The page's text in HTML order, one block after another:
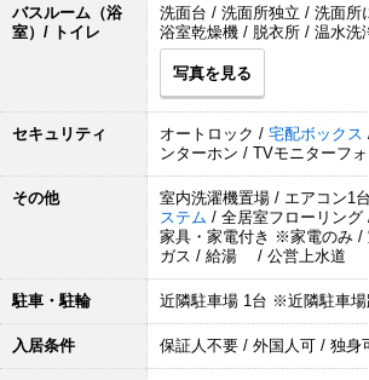
バスルーム（浴
室）/ トイレ
洗面台 / 洗面所独立 / 洗面所
浴室乾燥機 / 脱衣所 / 温水洗
写真を見る
セキュリティ オートロック / 宅配ボックス
ンターホン / TVモニターフ
その他 室内洗濯機置場 / エアコン1
ステム / 全居室フローリン
家具・家電付き ※家電のみ /
ガス / 給湯 / 公営上水道
駐車・駐輪 近隣駐車場 1台 ※近隣駐車場
入居条件 保証人不要 / 外国人可 / 独身